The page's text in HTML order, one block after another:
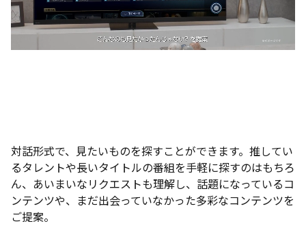
対話形式で、見たいものを探すことができます。推してい
るタレントや長いタイトルの番組を手軽に探すのはもちろ
ん、あいまいなリクエストも理解し、話題になっているコ
ンテンツや、まだ出会っていなかった多彩なコンテンツを
ご提案。